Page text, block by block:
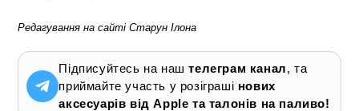
Редагування на сайті Старун Ілона
Підписуйтесь на наштелеграм канал, та
приймайте участь у розіграші нових
аксесуарів від Apple та талонів на паливо!